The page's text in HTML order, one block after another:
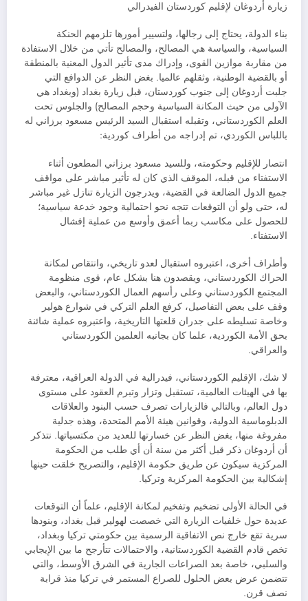
زيارة أردوغان لإقليم كوردستان الفيدرالي
بناء الدولة، يحتاج إلى رجالها، ولتسيير أمورها تلزمهم الحنكة
السياسية، والسياسة هي المصالح، والمصالح تأتي من خلال الاستفادة
من مقاربة موازين القوى، وإدراك مدى تأثير الدول المعنية بالمنطقة
أو بالقضية الوطنية، وثقلهم عالميا. بغض النظر عن الدوافع التي
جلبت أردوغان إلى جنوب كوردستان، قبل زيارة بغداد (وبغداد هي
الآولى من حيث المكانة السياسية وحجم المصالح) والجلوس تحت
العلم الكوردستاني، وتقبله استقبال السيد الرئيس مسعود برزاني له
باللباس الكوردي، تم إدراجه من أطراف كوردية:
انتصار للإقليم وحكومته، وللسيد مسعود برزاني المطعون أثناء
الاستفتاء من قبله، الموقف الذي كان له تأثير مباشر على مواقف
جميع الدول الضالعة في القضية، ويدرجون الزيارة تنازل غير مباشر
له، حتى ولو أن التوقعات تتجه نحو احتمالية وجود خدعة سياسية؛
للحصول على مكاسب ربما أعمق وأوسع من عملية إفشال
الاستفتاء.
وأطراف أخرى، اعتبروه استقبال لعدو تاريخي، وانتقاص لمكانة
الحراك الكوردستاني، ويقصدون هنا بشكل عام، قوى منظومة
المجتمع الكوردستاني وعلى رأسهم العمال الكوردستاني، والبعض
وقف على بعض التفاصيل، كرفع العلم التركي في شوارع هولير
وخاصة تسليطه على جدران قلعتها التاريخية، واعتبروه عملية شائنة
بحق الأمة الكوردية، علما كان بجانبه العلمين الكوردستاني
والعراقي.
لا شك، الإقليم الكوردستاني، فيدرالية في الدولة العراقية، معترفة
بها في الهيئات العالمية، تستقبل وتزار وتبرم العقود على مستوى
دول العالم، وبالتالي فالزيارات تصرف حسب البنود والعلاقات
الدبلوماسية الدولية، وقوانين هيئة الأمم المتحدة، وهذه جدلية
مفروغة منها، بغض النظر عن خسارتها للعديد من مكتسباتها. نتذكر
أن أردوغان ذكر قبل أكثر من سنة أن أي طلب من الحكومة
المركزية سيكون عن طريق حكومة الإقليم، والتصريح خلقت حينها
إشكالية بين الحكومة المركزية وتركيا.
في الحالة الأولى تضخيم وتفخيم لمكانة الإقليم، علماً أن التوقعات
عديدة حول خلفيات الزيارة التي خصصت لهولير قبل بغداد، وبنودها
سرية تقع خارج نص الاتفاقية الرسمية بين حكومتي تركيا وبغداد،
تخص قادم القضية الكوردستانية، والاحتمالات تتأرجح ما بين الإيجابي
والسلبي، خاصة بعد الصراعات الجارية في الشرق الأوسط، والتي
تتضمن عرض بعض الحلول للصراع المستمر في تركيا منذ قرابة
نصف قرن.